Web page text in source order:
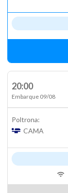
20:00
Embarque 09/08
Poltrona:
CAMA